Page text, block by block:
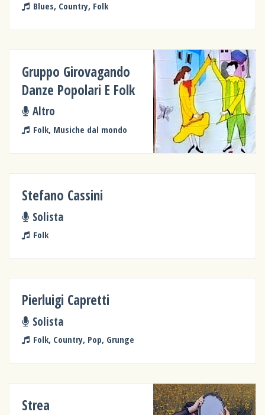
Blues, Country, Folk
Gruppo Girovagando
Danze Popolari E Folk
Altro
Folk, Musiche dal mondo
Stefano Cassini
Solista
Folk
Pierluigi Capretti
Solista
Folk, Country, Pop, Grunge
Strea